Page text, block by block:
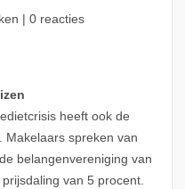
| 0 reacties
heeft ook de
Makelaars spreken van
belangenvereniging van
van 5 procent.